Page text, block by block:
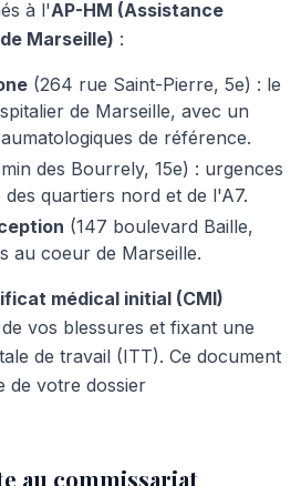
à l'AP-HM (Assistance
Marseille) :
(264 rue Saint-Pierre, 5e) : le
de Marseille, avec un
de référence.
des Bourrely, 15e) : urgences
quartiers nord et de l'A7.
(147 boulevard Baille,
au coeur de Marseille.
médical initial (CMI)
vos blessures et fixant une
de travail (ITT). Ce document
de votre dossier
au commissariat